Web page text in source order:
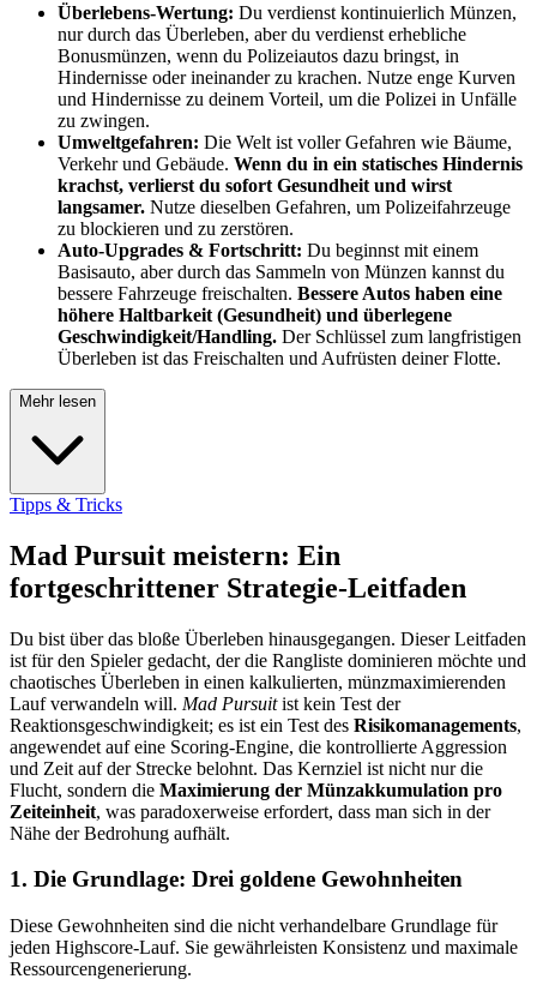
Überlebens-Wertung: Du verdienst kontinuierlich Münzen,
nur durch das Überleben, aber du verdienst erhebliche
Bonusmünzen, wenn du Polizeiautos dazu bringst, in
Hindernisse oder ineinander zu krachen. Nutze enge Kurven
und Hindernisse zu deinem Vorteil, um die Polizei in Unfälle
zu zwingen.
Umweltgefahren: Die Welt ist voller Gefahren wie Bäume,
Verkehr und Gebäude. Wenn du in ein statisches Hindernis
krachst, verlierst du sofort Gesundheit und wirst
langsamer. Nutze dieselben Gefahren, um Polizeifahrzeuge
zu blockieren und zu zerstören.
Auto-Upgrades & Fortschritt: Du beginnst mit einem
Basisauto, aber durch das Sammeln von Münzen kannst du
bessere Fahrzeuge freischalten. Bessere Autos haben eine
höhere Haltbarkeit (Gesundheit) und überlegene
Geschwindigkeit/Handling. Der Schlüssel zum langfristigen
Überleben ist das Freischalten und Aufrüsten deiner Flotte.
Mehr lesen
Tipps & Tricks
Mad Pursuit meistern: Ein
fortgeschrittener Strategie-Leitfaden
Du bist über das bloße Überleben hinausgegangen. Dieser Leitfaden
ist für den Spieler gedacht, der die Rangliste dominieren möchte und
chaotisches Überleben in einen kalkulierten, münzmaximierenden
Lauf verwandeln will. Mad Pursuitist kein Test der
Reaktionsgeschwindigkeit; es ist ein Test des Risikomanagements,
angewendet auf eine Scoring-Engine, die kontrollierte Aggression
und Zeit auf der Strecke belohnt. Das Kernziel ist nicht nur die
Flucht, sondern die Maximierung der Münzakkumulation pro
Zeiteinheit, was paradoxerweise erfordert, dass man sich in der
Nähe der Bedrohung aufhält.
1. Die Grundlage: Drei goldene Gewohnheiten
Diese Gewohnheiten sind die nicht verhandelbare Grundlage für
jeden Highscore-Lauf. Sie gewährleisten Konsistenz und maximale
Ressourcengenerierung.